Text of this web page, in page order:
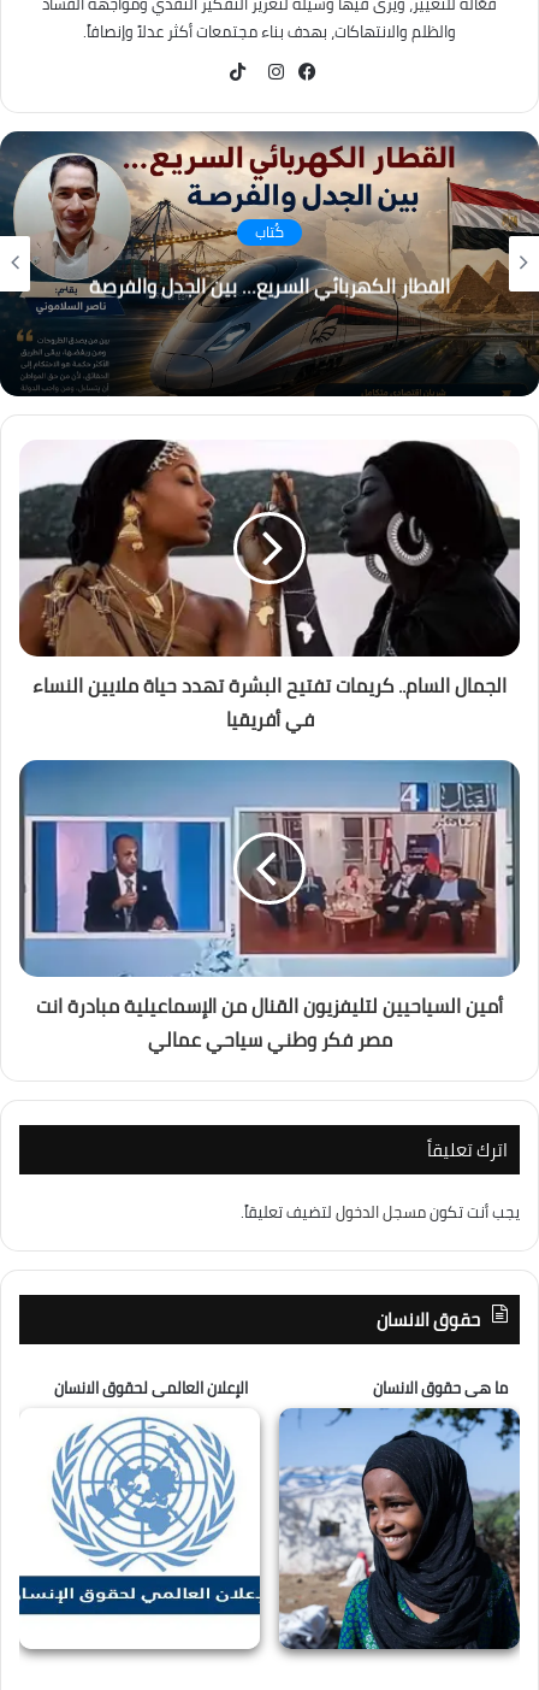
والظلم والانتهاكات، بهدف بناء مجتمعات أكثر عدلاً وإنصافاً.
كُتاب
التغير المناخي… من التحذير إلى الاحتراق ، هل أصبح
العالم يعيش عصر الكوارث المناخية؟
الجمال السام.. كريمات تفتيح البشرة تهدد حياة ملايين النساء
في أفريقيا
أمين السياحيين لتليفزيون القنال من الإسماعيلية مبادرة انت
مصر فكر وطني سياحي عمالي
اترك تعليقاً
يجب أنت تكونمسجل الدخوللتضيف تعليقاً.
حقوق الانسان
ما هى حقوق الانسان الإعلان العالمى لحقوق الانسان